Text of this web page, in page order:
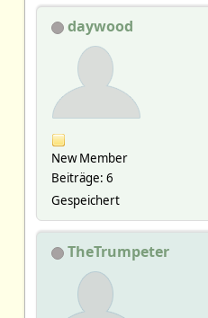
daywood
New Member
Beiträge: 6
Gespeichert
TheTrumpeter